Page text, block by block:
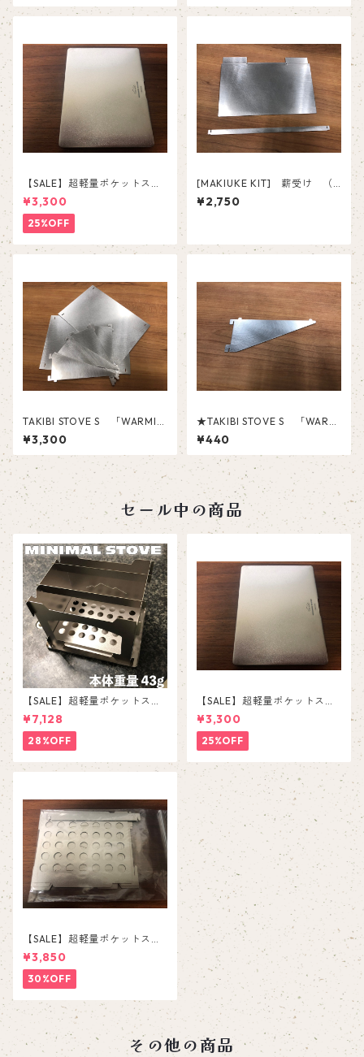
【SALE】超軽量ポケットスト
ーブ ”MINIMAL STOVE” 【純
チタン製】※ケースのみ
¥3,300
25%OFF
[MAKIUKE KIT] 薪受け （T
AKIBI STOVE S用オプションパ
ーツ）
¥2,750
TAKIBI STOVE S 「WARMIN
G TABLE」のみ ※本体は付
属しておりません
¥3,300
★TAKIBI STOVE S 「WARMI
NG TABLE」アングル部分の
み ※各パーツ単品販売
¥440
セール中の商品
【SALE】超軽量ポケットスト
ーブ ”MINIMAL STOVE” 【純
チタン製】
¥7,128
28%OFF
【SALE】超軽量ポケットスト
ーブ ”MINIMAL STOVE” 【純
チタン製】※ケースのみ
¥3,300
25%OFF
【SALE】超軽量ポケットスト
ーブ ”MINIMAL STOVE” 【純
チタン製】※ケース無しタイ
プ
¥3,850
30%OFF
その他の商品